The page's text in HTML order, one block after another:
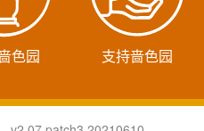
色园 支持啬色园